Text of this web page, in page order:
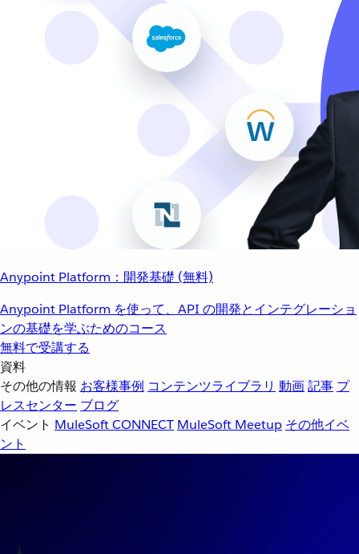
Anypoint Platform：開発基礎 (無料)
Anypoint Platform を使って、API の開発とインテグレーショ
ンの基礎を学ぶためのコース
無料で受講する
資料
その他の情報 お客様事例 コンテンツライブラリ 動画記事 プ
レスセンター ブログ
イベント MuleSoft CONNECT MuleSoft Meetup その他イベ
ント